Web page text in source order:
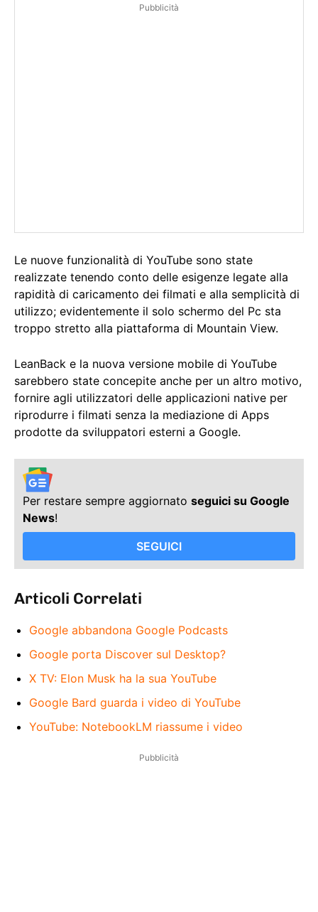
Pubblicità
Le nuove funzionalità di YouTube sono state
realizzate tenendo conto delle esigenze legate alla
rapidità di caricamento dei filmati e alla semplicità di
utilizzo; evidentemente il solo schermo del Pc sta
troppo stretto alla piattaforma di Mountain View.
LeanBack e la nuova versione mobile di YouTube
sarebbero state concepite anche per un altro motivo,
fornire agli utilizzatori delle applicazioni native per
riprodurre i filmati senza la mediazione di Apps
prodotte da sviluppatori esterni a Google.
Per restare sempre aggiornato seguici su Google
News!
SEGUICI
Articoli Correlati
Google abbandona Google Podcasts
Google porta Discover sul Desktop?
X TV: Elon Musk ha la sua YouTube
Google Bard guarda i video di YouTube
YouTube: NotebookLM riassume i video
Pubblicità